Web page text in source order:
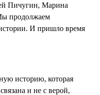
Пичугин, Марина
продолжаем
И пришло время
историю, которая
и не с верой,